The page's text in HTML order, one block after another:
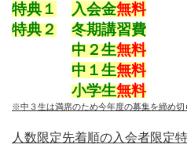
特典１ 入会金無料
特典２
冬期講習費
中２生無料
中１生無料
小学生無料
※中３生は満席のため今年度の募集を締め切
人数限定先着順の入会者限定